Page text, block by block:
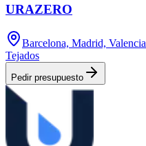
URAZERO
Barcelona, Madrid, Valencia
Tejados
Pedir presupuesto